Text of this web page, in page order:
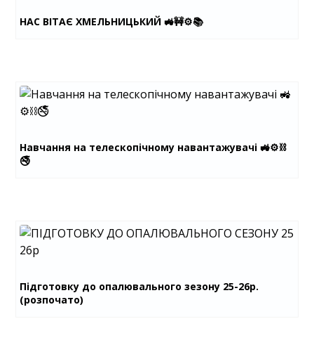
НАС ВІТАЄ ХМЕЛЬНИЦЬКИЙ 🚜🚧⚙️📚
Навчання на телескопічному навантажувачі 🚜⚙️⛓️
🚭
Підготовку до опалювального зезону 25-26р.
(розпочато)